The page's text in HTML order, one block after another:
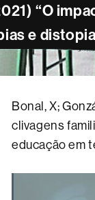
“O
e
Bonal, X;
clivagens
educação em